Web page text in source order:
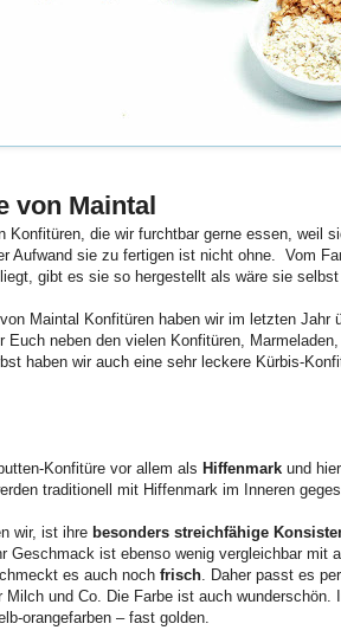
von Maintal
Konfitüren, die wir furchtbar gerne essen, weil
Aufwand sie zu fertigen ist nicht ohne.
Vom
gibt es sie so hergestellt als wäre sie selbst
Maintal Konfitüren haben wir im letzten
Euch neben den vielen Konfitüren,
haben wir auch eine sehr leckere Kürbis-
Konfitüre vor allem als Hiffenmark und
traditionell mit Hiffenmark im Inneren
wir, ist ihre besonders streichfähige
Geschmack ist ebenso wenig vergleichbar mit
es auch noch frisch . Daher passt es
und Co. Die Farbe ist auch
orangefarben – fast golden.